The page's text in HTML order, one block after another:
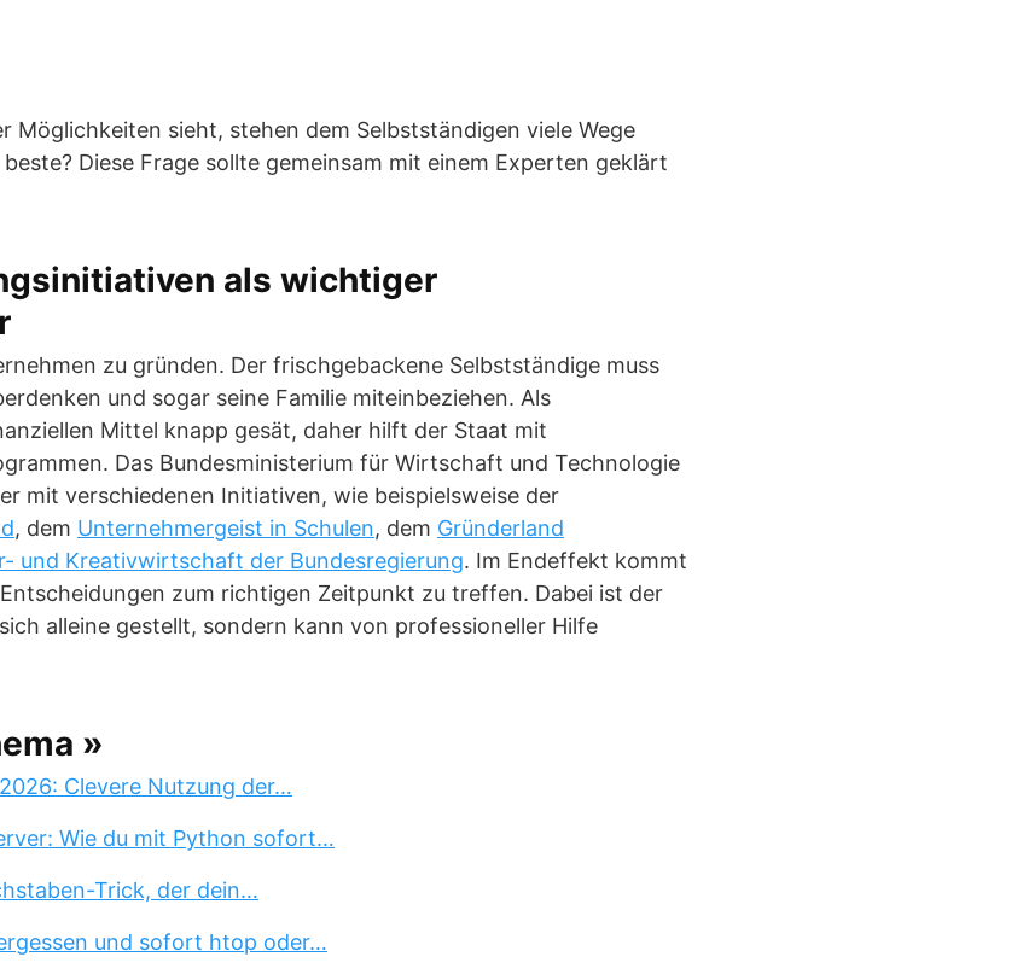
Möglichkeiten sieht, stehen dem Selbstständigen viele Wege
Diese Frage sollte gemeinsam mit einem Experten geklärt
als wichtiger
zu gründen. Der frischgebackene Selbstständige muss
und sogar seine Familie miteinbeziehen. Als
Mittel knapp gesät, daher hilft der Staat mit
Das Bundesministerium für Wirtschaft und Technologie
mit verschiedenen Initiativen, wie beispielsweise der
, dem Unternehmergeist in Schulen, dem Gründerland
und Kreativwirtschaft der Bundesregierung. Im Endeffekt kommt
zum richtigen Zeitpunkt zu treffen. Dabei ist der
alleine gestellt, sondern kann von professioneller Hilfe
»
Clevere Nutzung der…
Wie du mit Python sofort…
Trick, der dein…
und sofort htop oder…